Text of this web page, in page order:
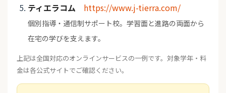
ティエラコム https://www.j-tierra.com/
個別指導・通信制サポート校。学習面と進路の両面から
在宅の学びを支えます。
上記は全国対応のオンラインサービスの一例です。対象学年・料
金は各公式サイトでご確認ください。